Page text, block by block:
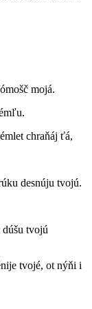
mojá.
chraňáj ťá,
desnúju tvojú.
tvojú
tvojé, ot nýňi i